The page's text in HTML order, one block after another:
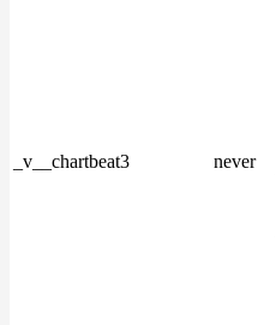
_v__chartbeat3 never